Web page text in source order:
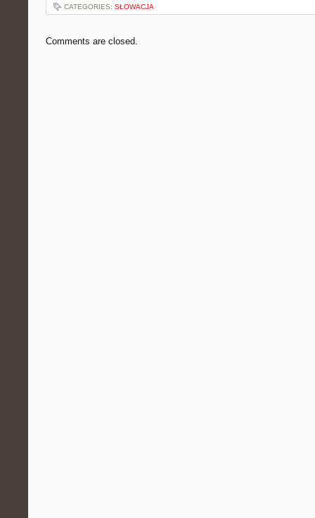
CATEGORIES: SŁOWACJA
Comments are closed.